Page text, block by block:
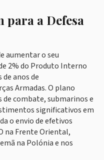
para a Defesa
aumentar o seu
2% do Produto Interno
anos de
Armadas. O plano
de combate, submarinos e
significativos em
o envio de efetivos
na Frente Oriental,
na Polónia e nos